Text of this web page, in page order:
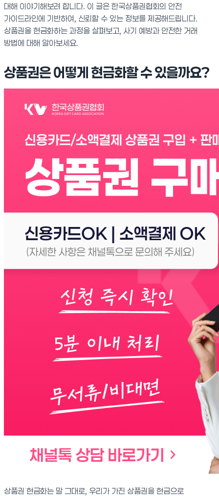
대해 이야기해보려 합니다. 이 글은 한국상품권협회의 안전
가이드라인에 기반하여, 신뢰할 수 있는 정보를 제공해드립니다.
상품권을 현금화하는 과정을 살펴보고, 사기 예방과 안전한 거래
방법에 대해 알아보세요.
상품권은 어떻게 현금화할 수 있을까요?
상품권 현금화는 말 그대로, 우리가 가진 상품권을 현금으로